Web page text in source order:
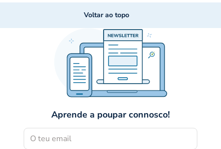
Voltar ao topo
Aprende a poupar connosco!